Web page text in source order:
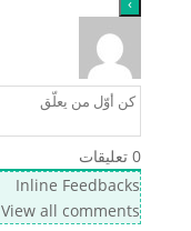
0تعليقات
Inline Feedbacks
View all comments